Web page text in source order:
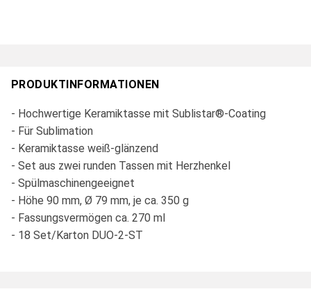
PRODUKTINFORMATIONEN
- Hochwertige Keramiktasse mit Sublistar®-Coating
- Für Sublimation
- Keramiktasse weiß-glänzend
- Set aus zwei runden Tassen mit Herzhenkel
- Spülmaschinengeeignet
- Höhe 90 mm, Ø 79 mm, je ca. 350 g
- Fassungsvermögen ca. 270 ml
- 18 Set/Karton DUO-2-ST